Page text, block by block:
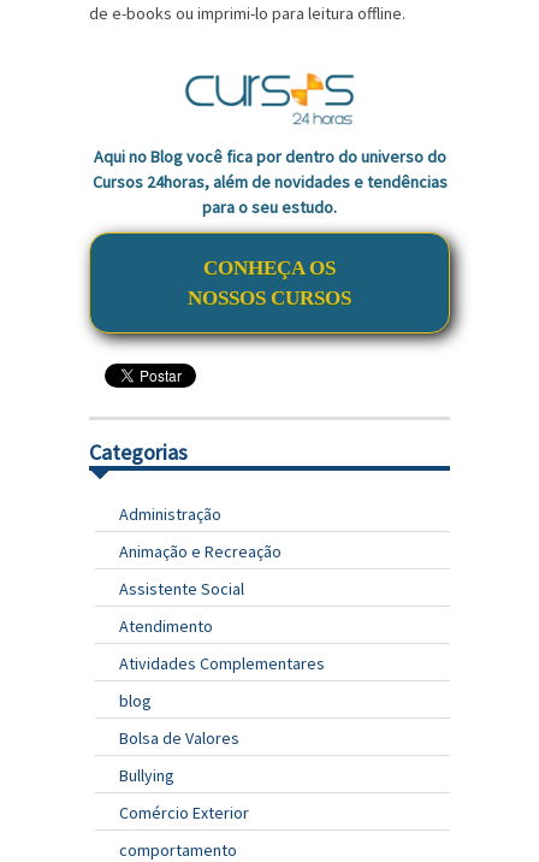
de e-books ou imprimi-lo para leitura offline.
Aqui no Blog você fica por dentro do universo do
Cursos 24horas, além de novidades e tendências
para o seu estudo.
CONHEÇA OS
NOSSOS CURSOS
Categorias
Administração
Animação e Recreação
Assistente Social
Atendimento
Atividades Complementares
blog
Bolsa de Valores
Bullying
Comércio Exterior
comportamento